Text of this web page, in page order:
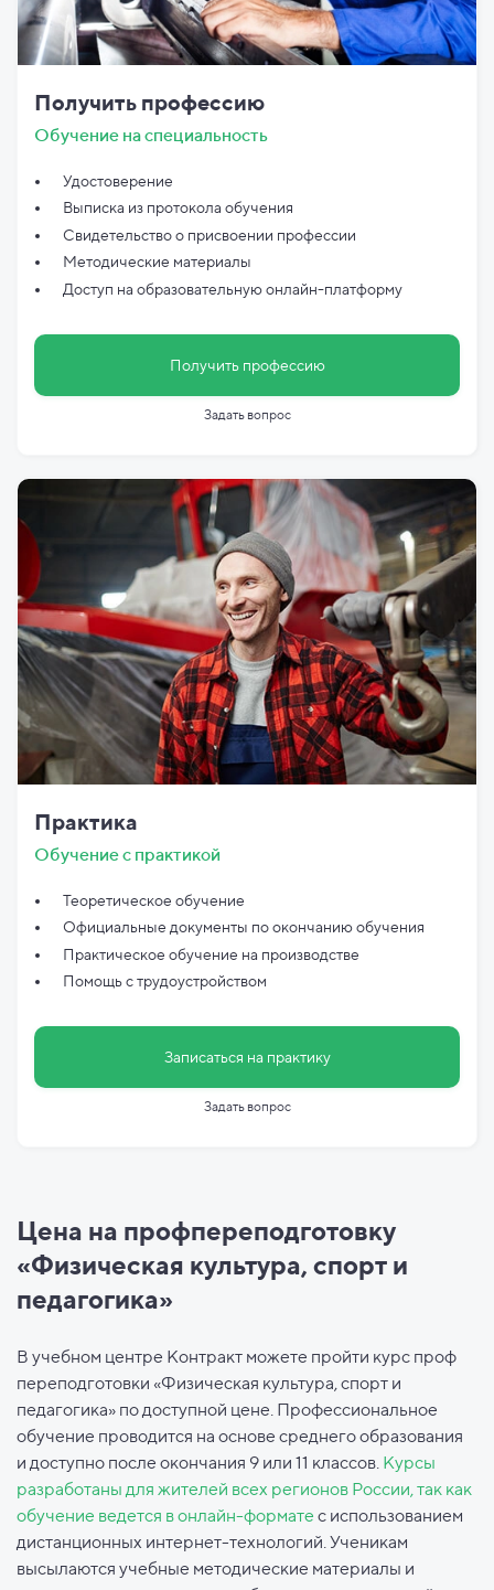
Получить профессию
Обучение на специальность
Удостоверение
Выписка из протокола обучения
Свидетельство о присвоении профессии
Методические материалы
Доступ на образовательную онлайн-платформу
Получить профессию
Задать вопрос
Практика
Обучение с практикой
Теоретическое обучение
Официальные документы поокончанию обучения
Практическое обучение на производстве
Помощь с трудоустройством
Записаться на практику
Задать вопрос
Цена на профпереподготовку
«Физическая культура, спорт и
педагогика»
В учебном центре Контракт можете пройти курс проф
переподготовки «Физическая культура, спорт и
педагогика» по доступной цене. Профессиональное
обучение проводится на основе среднего образования
и доступно после окончания 9 или 11 классов. Курсы
разработаны для жителей всех регионов России, так как
обучение ведется в онлайн-формате с использованием
дистанционных интернет-технологий. Ученикам
высылаются учебные методические материалы и